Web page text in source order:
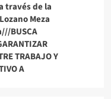
través de la
Meza
BUSCA
TRABAJO Y
A